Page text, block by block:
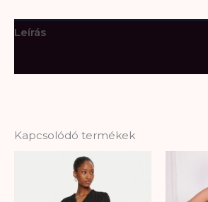
Leírás
Kapcsolódó termékek